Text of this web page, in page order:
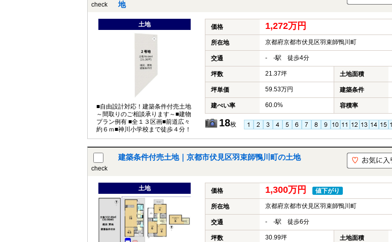
check
地
土地
■自由設計対応！建築条件付売土地
～間取りのご相談承ります～■建物
プラン例有 ■全１３区画■前道広々
約６ｍ■神川小学校まで徒歩４分！
価格 1,272万円
所在地 京都府京都市伏見区羽束師鴨川町
交通 - -駅 徒歩4分
坪数 21.37坪 土地面積
坪単価 59.53万円 建築条件
建ぺい率 60.0% 容積率
18枚
check
建築条件付売土地｜京都市伏見区羽束師鴨川町の土地
土地 価格 1,300万円 値下がり
所在地 京都府京都市伏見区羽束師鴨川町
交通 - -駅 徒歩6分
坪数 30.99坪 土地面積